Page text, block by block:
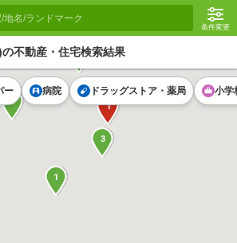
条件変更
不動産・住宅検索結果
1
3
1
1
3
3
ー 病院 ドラッグストア・薬局 小学